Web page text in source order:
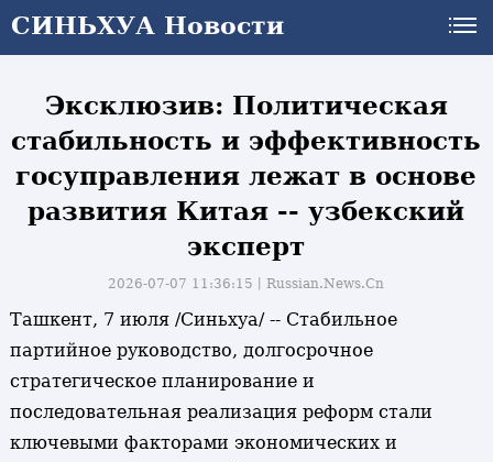
СИНЬХУА Новости
СИНЬХУА Новости
Эксклюзив: Политическая
стабильность и эффективность
госуправления лежат в основе
развития Китая -- узбекский
эксперт
2026-07-07 11:36:15丨Russian.News.Cn
Ташкент, 7 июля /Синьхуа/ -- Стабильное
партийное руководство, долгосрочное
стратегическое планирование и
последовательная реализация реформ стали
ключевыми факторами экономических и